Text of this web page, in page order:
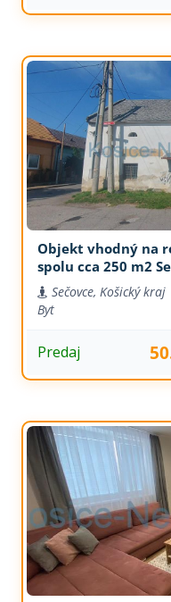
Objekt vhodný na
spolu cca 250 m2
Sečovce, Košický kraj
Byt
Predaj